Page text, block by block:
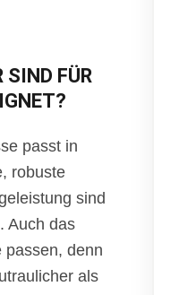
SIND FÜR
passt in
robuste
sind
Auch das
passen, denn
als